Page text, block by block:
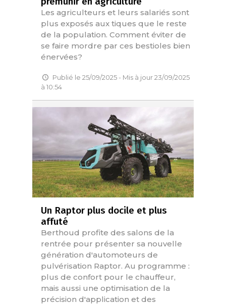
Les agriculteurs et leurs salariés sont
plus exposés aux tiques que le reste
de la population. Comment éviter de
se faire mordre par ces bestioles bien
énervées?
Publié le 25/09/2025 - Mis à jour 23/09/2025
à 10:54
Un Raptor plus docile et plus
affuté
Berthoud profite des salons de la
rentrée pour présenter sa nouvelle
génération d'automoteurs de
pulvérisation Raptor. Au programme :
plus de confort pour le chauffeur,
mais aussi une optimisation de la
précision d'application et des